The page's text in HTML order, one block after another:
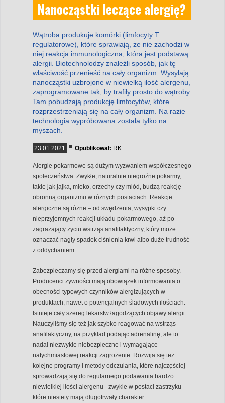
Nanocząstki leczące alergię?
Wątroba produkuje komórki (limfocyty T
regulatorowe), które sprawiają, że nie zachodzi w
niej reakcja immunologiczna, która jest podstawą
alergii. Biotechnolodzy znaleźli sposób, jak tę
właściwość przenieść na cały organizm. Wysyłają
nanocząstki uzbrojone w niewielką ilość alergenu,
zaprogramowane tak, by trafiły prosto do wątroby.
Tam pobudzają produkcję limfocytów, które
rozprzestrzeniają się na cały organizm. Na razie
technologia wypróbowana została tylko na
myszach.
23.01.2021 Opublikował: RK
Alergie pokarmowe są dużym wyzwaniem współczesnego
społeczeństwa. Zwykłe, naturalnie niegroźne pokarmy,
takie jak jajka, mleko, orzechy czy miód, budzą reakcję
obronną organizmu w różnych postaciach. Reakcje
alergiczne są różne – od swędzenia, wysypki czy
nieprzyjemnych reakcji układu pokarmowego, aż po
zagrażający życiu wstrząs anafilaktyczny, który może
oznaczać nagły spadek ciśnienia krwi albo duże trudność
z oddychaniem.
Zabezpieczamy się przed alergiami na różne sposoby.
Producenci żywności mają obowiązek informowania o
obecności typowych czynników alergizujących w
produktach, nawet o potencjalnych śladowych ilościach.
Istnieje cały szereg lekarstw łagodzących objawy alergii.
Nauczyliśmy się też jak szybko reagować na wstrząs
anafilaktyczny, na przykład podając adrenalinę, ale to
nadal niezwykle niebezpieczne i wymagające
natychmiastowej reakcji zagrożenie. Rozwija się też
kolejne programy i metody odczulania, które najczęściej
sprowadzają się do regularnego podawania bardzo
niewielkiej ilości alergenu - zwykle w postaci zastrzyku -
które niestety mają długotrwały charakter.